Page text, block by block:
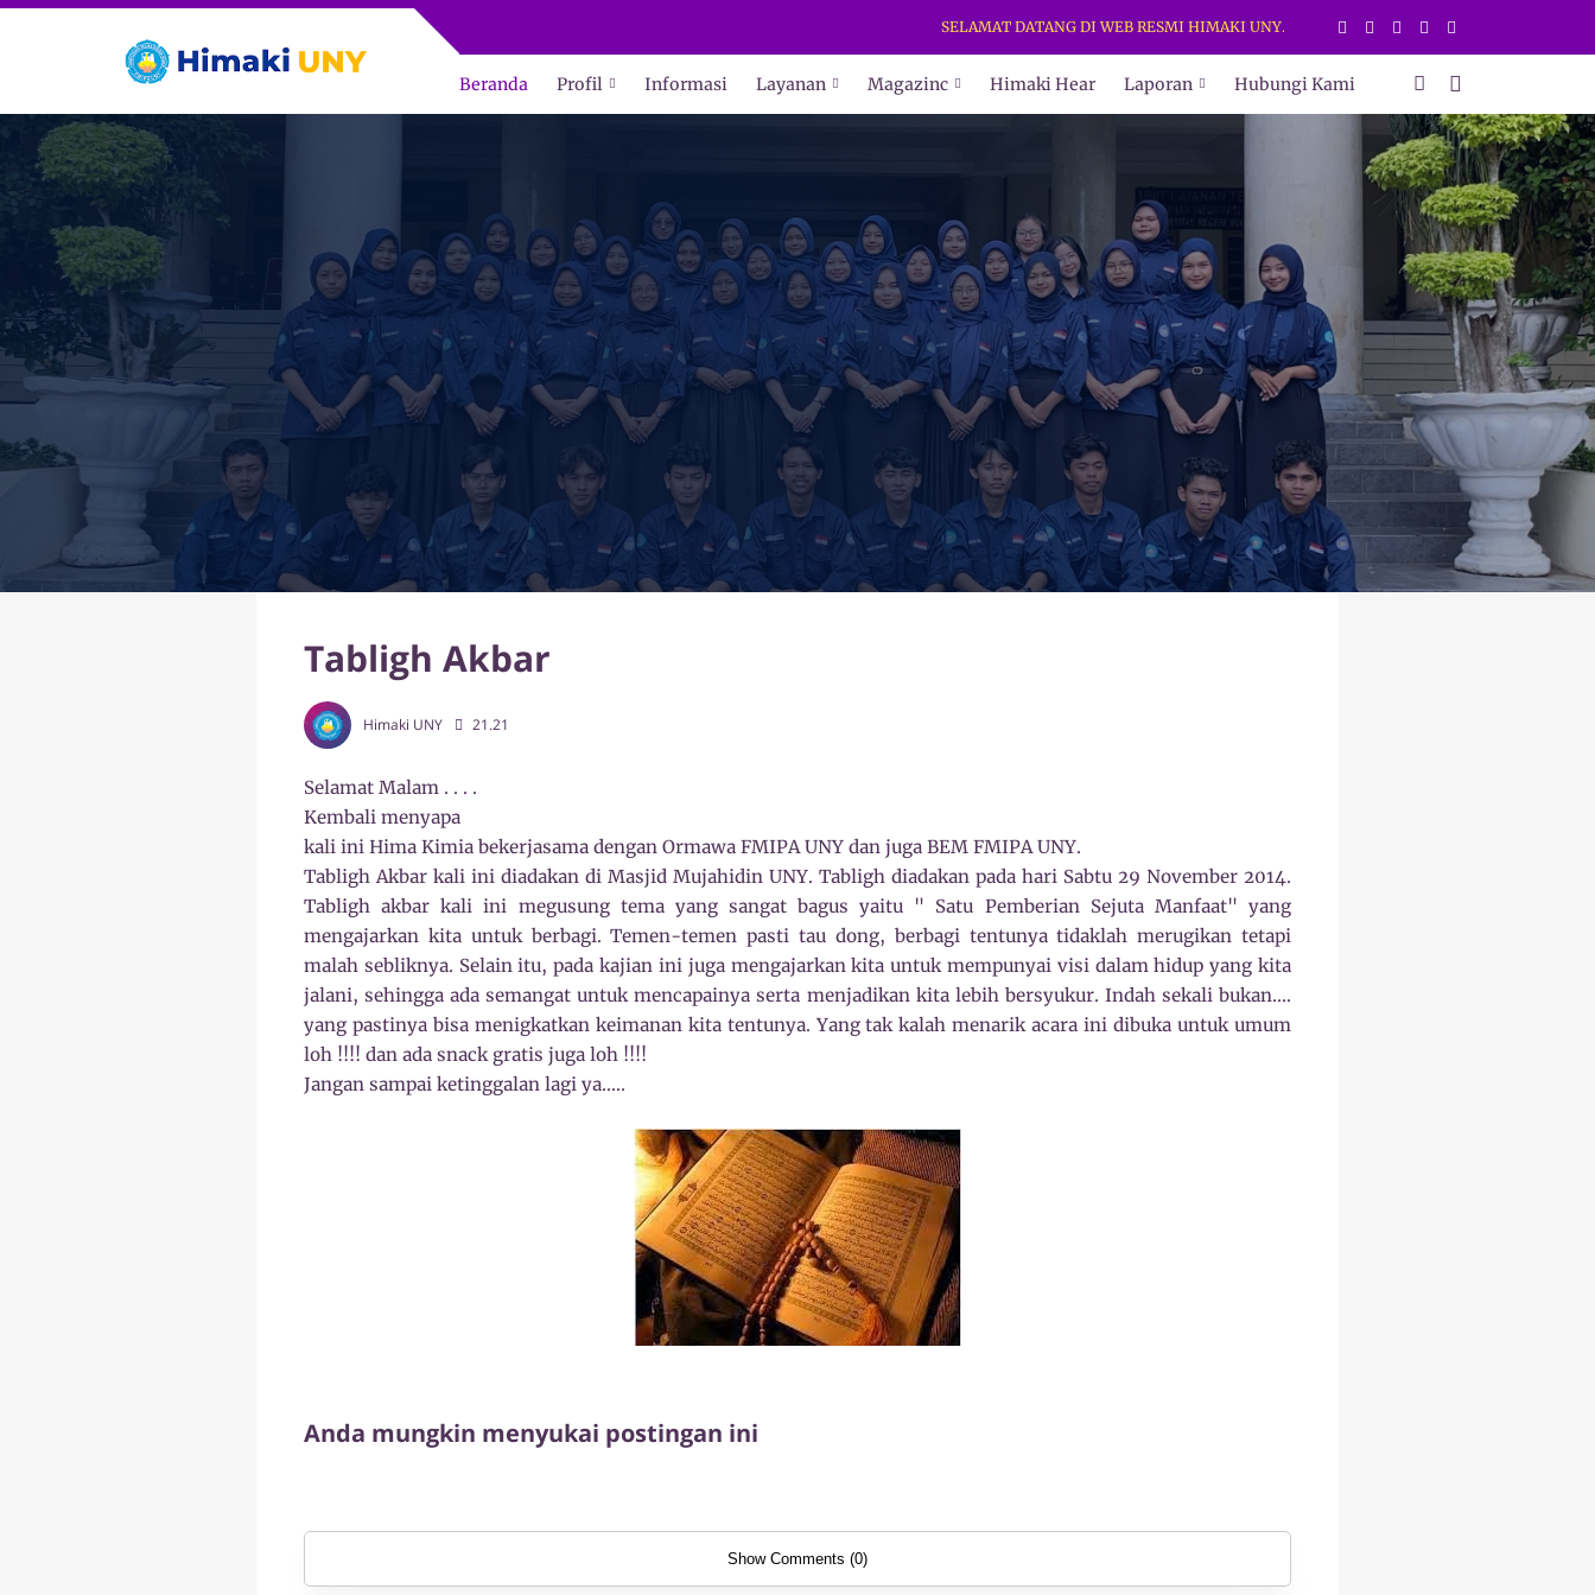
SELAMAT DATANG DI WEB RESMI HIMAKI UNY. DAPATKAN INFORMASI TERBARU HANYA DI
Beranda Profil Informasi Layanan Magazinc Himaki Hear Laporan Hubungi Kami
Tabligh Akbar
Himaki UNY 21.21
Selamat Malam . . . .
Kembali menyapa
kali ini Hima Kimia bekerjasama dengan Ormawa FMIPA UNY dan juga BEM FMIPA UNY.
Tabligh Akbar kali ini diadakan di Masjid Mujahidin UNY. Tabligh diadakan pada hari Sabtu 29 November 2014.
Tabligh akbar kali ini megusung tema yang sangat bagus yaitu " Satu Pemberian Sejuta Manfaat" yang
mengajarkan kita untuk berbagi. Temen-temen pasti tau dong, berbagi tentunya tidaklah merugikan tetapi
malah sebliknya. Selain itu, pada kajian ini juga mengajarkan kita untuk mempunyai visi dalam hidup yang kita
jalani, sehingga ada semangat untuk mencapainya serta menjadikan kita lebih bersyukur. Indah sekali bukan....
yang pastinya bisa menigkatkan keimanan kita tentunya. Yang tak kalah menarik acara ini dibuka untuk umum
loh !!!! dan ada snack gratis juga loh !!!!
Jangan sampai ketinggalan lagi ya.....
Anda mungkin menyukai postingan ini
Show Comments (0)